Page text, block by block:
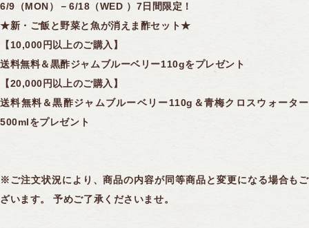
ジャム
煎茶コンブチャ
セレクト商品
6/9（MON）－6/18（WED ）7日間限定！
★新・ご飯と野菜と魚が消えま酢セット★
【10,000円以上のご購入】
送料無料＆黒酢ジャムブルーベリー110gをプレゼント
【20,000円以上のご購入】
送料無料＆黒酢ジャムブルーベリー110g＆青梅クロスウォーター
500mlをプレゼント
※ご注文状況により、商品の内容が同等商品と変更になる場合もご
ざいます。 予めご了承くださいませ。